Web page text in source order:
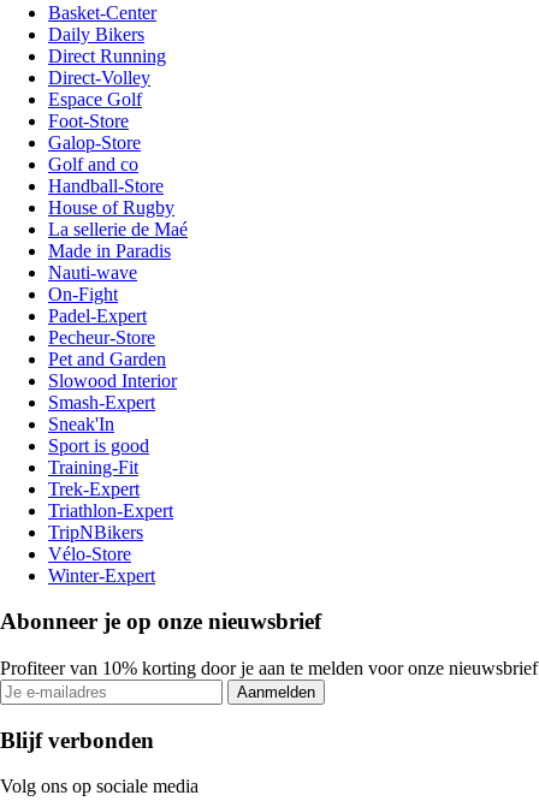
Basket-Center
Daily Bikers
Direct Running
Direct-Volley
Espace Golf
Foot-Store
Galop-Store
Golf and co
Handball-Store
House of Rugby
La sellerie de Maé
Made in Paradis
Nauti-wave
On-Fight
Padel-Expert
Pecheur-Store
Pet and Garden
Slowood Interior
Smash-Expert
Sneak'In
Sport is good
Training-Fit
Trek-Expert
Triathlon-Expert
TripNBikers
Vélo-Store
Winter-Expert
Abonneer je op onze nieuwsbrief
Profiteer van 10% korting door je aan te melden voor onze nieuwsbrief
Aanmelden
Blijf verbonden
Volg ons op sociale media